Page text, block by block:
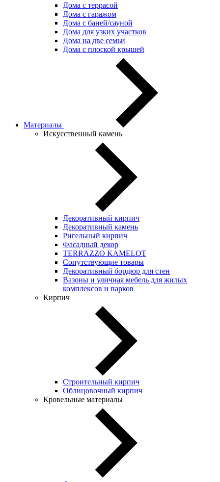
Дома с террасой
Дома с гаражом
Дома с баней/сауной
Дома для узких участков
Дома на две семьи
Дома с плоской крышей
Материалы
Искусственный камень
Декоративный кирпич
Декоративный камень
Ригельный кирпич
Фасадный декор
TERRAZZO KAMELOT
Сопутствующие товары
Декоративный бордюр для стен
Вазоны и уличная мебель для жилых
комплексов и парков
Кирпич
Строительный кирпич
Облицовочный кирпич
Кровельные материалы